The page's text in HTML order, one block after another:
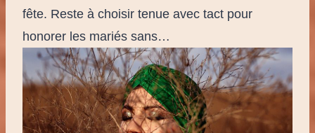
fête. Reste à choisir tenue avec tact pour
honorer les mariés sans…